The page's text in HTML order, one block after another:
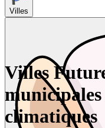
Villes
Villes
climatiques